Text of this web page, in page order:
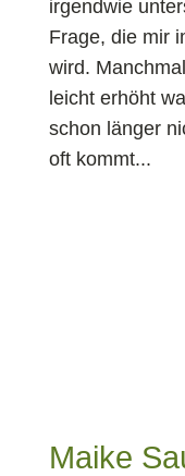
irgendwie
Frage, die mir
wird.
leicht erhöht
schon länger
oft kommt...
Maike